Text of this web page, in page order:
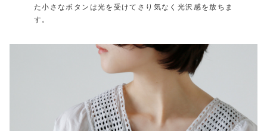
た小さなボタンは光を受けてさり気なく光沢感を放ちま
す。